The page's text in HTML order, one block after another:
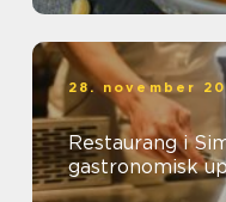
28. november
Restaurang i
gastronomisk